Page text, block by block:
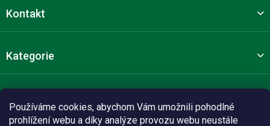
Používáme cookies, abychom Vám umožnili pohodlné
prohlížení webu a díky analýze provozu webu neustále
Kontakt
Kategorie